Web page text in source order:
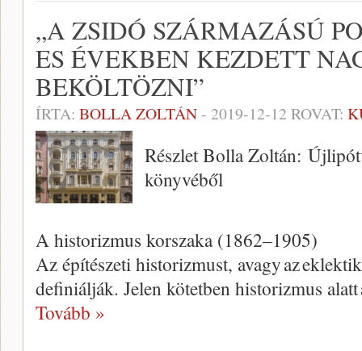
„A ZSIDÓ SZÁRMAZÁSÚ
ES ÉVEKBEN KEZDETT
BEKÖLTÖZNI”
ÍRTA: BOLLA ZOLTÁN- 2019-12-12 ROVAT:
Részlet Bolla Zoltán:
könyvéből
A historizmus korszaka (1862–1905)
Az építészeti historizmust, avagy az
definiálják. Jelen kötetben historizmus
Tovább »